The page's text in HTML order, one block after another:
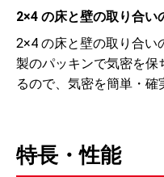
2×4 の床と壁の取り合い
2×4 の床と壁の取り合い
製のパッキンで気密を保
るので、気密を簡単・確
特長・性能